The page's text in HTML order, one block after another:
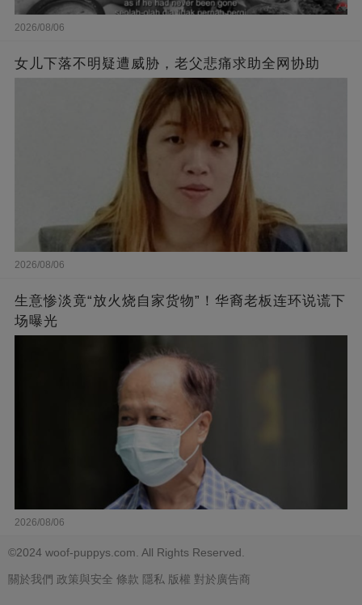
2026/08/06
女儿下落不明疑遭威胁，老父悲痛求助全网协助
2026/08/06
生意惨淡竟“放火烧自家货物”！华裔老板连环说谎下
场曝光
2026/08/06
©2024 woof-puppys.com. All Rights Reserved.
關於我們 政策與安全 條款 隱私 版權 對於廣告商